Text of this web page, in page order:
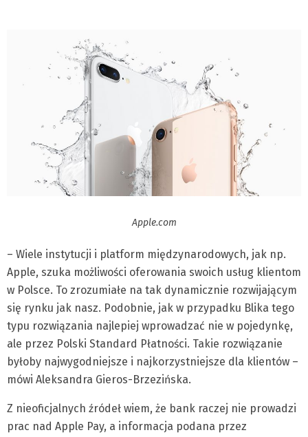
Apple.com
– Wiele instytucji i platform międzynarodowych, jak np.
Apple, szuka możliwości oferowania swoich usług klientom
w Polsce. To zrozumiałe na tak dynamicznie rozwijającym
się rynku jak nasz. Podobnie, jak w przypadku Blika tego
typu rozwiązania najlepiej wprowadzać nie w pojedynkę,
ale przez Polski Standard Płatności. Takie rozwiązanie
byłoby najwygodniejsze i najkorzystniejsze dla klientów –
mówi Aleksandra Gieros-Brzezińska.
Z nieoficjalnych źródeł wiem, że bank raczej nie prowadzi
prac nad Apple Pay, a informacja podana przez